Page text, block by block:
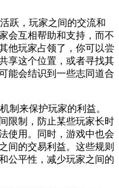
跃，玩家之间的交流和
会互相帮助和支持，而不
他玩家占领了，你可以尝
享这个位置，或者寻找其
能会结识到一些志同道合
来保护玩家的利益。
限制，防止某些玩家长时
使用。同时，游戏中也会
间的交易利益。这些规则
公平性，减少玩家之间的